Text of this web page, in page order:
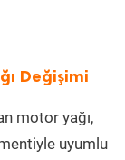
Değişimi
motor yağı,
uyumlu